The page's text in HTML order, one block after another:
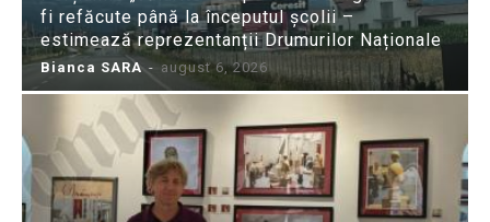
fi refăcute până la începutul școlii –
estimează reprezentanții Drumurilor Naționale
Bianca SARA - august 6, 2026